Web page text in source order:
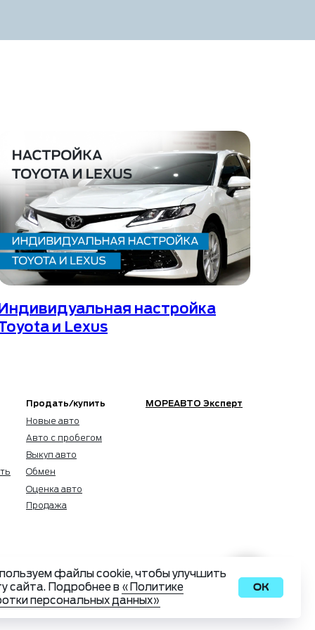
настройка
и Lexus
Авто с пробегом
Выкуп авто
Обмен
Оценка авто
Продажа
Новые авто
Продать/купить МОРЕАВТО Эксперт
файлы cookie, чтобы улучшить
сайта. Подробнее в «Политике
персональных данных»
Ок